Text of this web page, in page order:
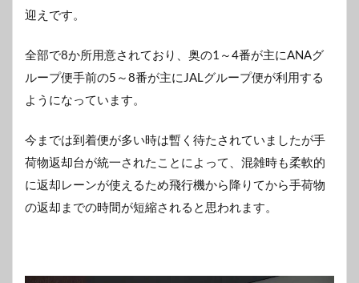
迎えです。
全部で8か所用意されており、奥の1～4番が主にANAグ
ループ便手前の5～8番が主にJALグループ便が利用する
ようになっています。
今までは到着便が多い時は暫く待たされていましたが手
荷物返却台が統一されたことによって、混雑時も柔軟的
に返却レーンが使えるため飛行機から降りてから手荷物
の返却までの時間が短縮されると思われます。